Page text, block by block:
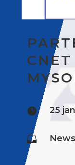
 25
 News